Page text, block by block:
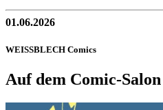
01.06.2026
WEISSBLECH Comics
Auf dem Comic-